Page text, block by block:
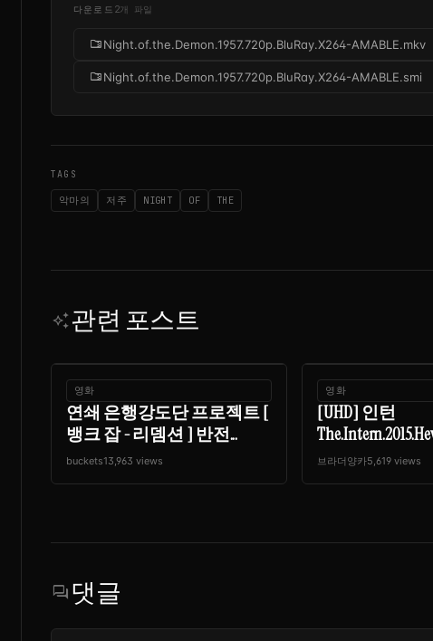
다운로드 2개 파일
folder_zipNight.of.the.Demon.1957.720p.BluRay.X264-AMABLE.mkv
folder_zipNight.of.the.Demon.1957.720p.BluRay.X264-AMABLE.smi
TAGS
악마의 저주 NIGHT OF THE
auto_awesome관련 포스트
영화
연쇄 은행강도단 프로젝트 [
뱅크 잡 - 리뎀션 ] 반전...
buckets13,963 views
영화
[UHD] 인턴
브라더양카5,619 views
forum댓글